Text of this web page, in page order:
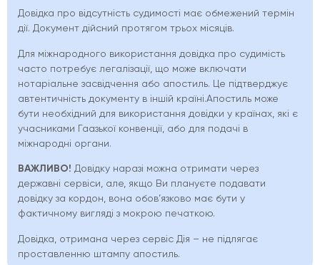
Довідка про відсутність судимості має обмежений термін
дії. Документ дійсний протягом трьох місяців.
Для міжнародного використання довідка про судимість
часто потребує легалізації, що може включати
нотаріальне засвідчення або апостиль. Це підтверджує
автентичність документу в іншій країні.Апостиль може
бути необхідний для використання довідки у країнах, які є
учасниками Гаазької конвенції, або для подачі в
міжнародні органи.
ВАЖЛИВО! Довідку наразі можна отримати через
державні сервіси, але, якщо Ви плануєте подавати
довідку за кордон, вона обов’язково має бути у
фактичному вигляді з мокрою печаткою.
Довідка, отримана через сервіс Дія – не підлягає
проставленню штампу апостиль.